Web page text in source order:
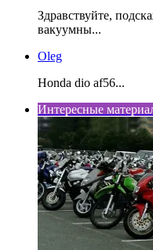
Здравствуйте,
вакуумны...
Oleg
Honda dio af56...
Интересные